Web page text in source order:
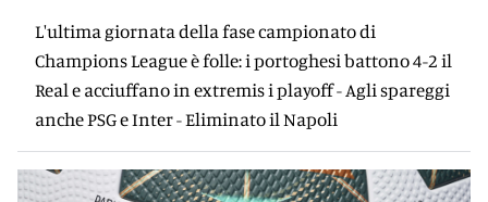
L'ultima giornata della fase campionato di
Champions League è folle: i portoghesi battono 4-2 il
Real e acciuffano in extremis i playoff - Agli spareggi
anche PSG e Inter - Eliminato il Napoli